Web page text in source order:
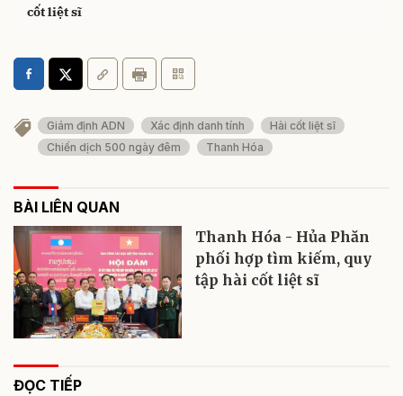
cốt liệt sĩ
Giám định ADN Xác định danh tính
Hài cốt liệt sĩ
Chiến dịch 500 ngày đêm
Thanh Hóa
BÀI LIÊN QUAN
Thanh Hóa - Hủa Phăn
phối hợp tìm kiếm, quy
tập hài cốt liệt sĩ
ĐỌC TIẾP